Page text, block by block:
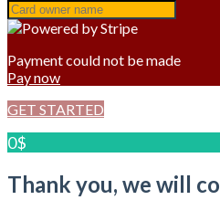
Payment could not be made
Pay now
GET STARTED
0$
Thank you, we will